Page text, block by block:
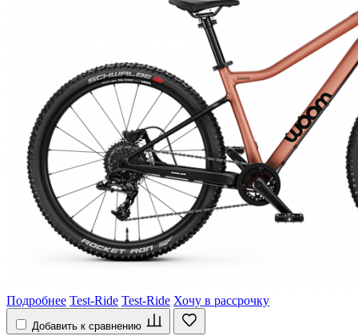
Подробнее Test-Ride Test-Ride Хочу в рассрочку
Добавить к сравнению